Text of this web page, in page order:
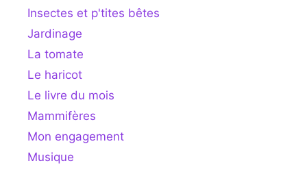
Insectes et p'tites bêtes
Jardinage
La tomate
Le haricot
Le livre du mois
Mammifères
Mon engagement
Musique